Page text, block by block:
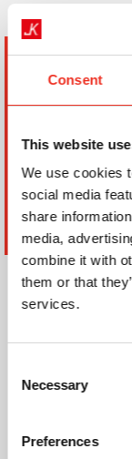
Consent
This website
We use cookies
social media
share
media,
combine it with
them or that
services.
Selection
Necessary
Preferences
Bereken
Service verzoek aanvragen